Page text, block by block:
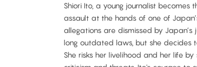
Shiori Ito, a young journalist
assault at the hands of one of
allegations are dismissed by
long outdated laws, but she decides
She risks her livelihood and her life